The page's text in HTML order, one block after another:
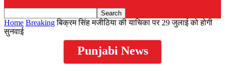
Home Breaking बिक्रम सिंह मजीठिया की याचिका पर 29 जुलाई को होगी
सुनवाई
Punjabi News